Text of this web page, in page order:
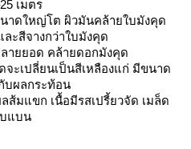
เมตร
าดใหญ่โต ผิวมันคล้ายใบมังคุด
สีจางกว่าใบมังคุด
ายยอด คล้ายดอกมังคุด
จะเปลี่ยนเป็นสีเหลืองแก่ มีขนาด
บผลกระท้อน
มแขก เนื้อมีรสเปรี้ยวจัด เมล็ด
แบน